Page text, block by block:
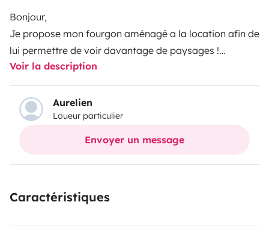
Bonjour,
Je propose mon fourgon aménagé a la location afin de
lui permettre de voir davantage de paysages !
Ce n'est pas le grand luxe certes mais il y a largement
ce qui faut pour pouvoir profiter à vadrouiller avec
plaisir avec !
Le lit double une fois mis en place est très confortable.
Jusqu'à 1,85m vous tiendrez debout dedans sans
N'hésitez pas si vous voulez plus d'informations !
Voir la description
Aurelien
Loueur particulier
Envoyer un message
Caractéristiques